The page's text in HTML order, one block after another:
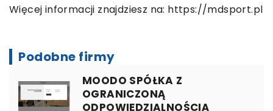
Więcej informacji znajdziesz na: https://mdsport.pl
Podobne firmy
MOODO SPÓŁKA Z
OGRANICZONĄ
ODPOWIEDZIALNOŚCIĄ